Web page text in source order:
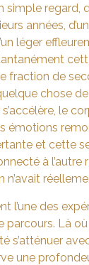
simple regard,
années,
léger
fraction de
chose
le
émotions
et cette
à l’autre
n’avait
l’une des
parcours. Là
s’atténuer
une